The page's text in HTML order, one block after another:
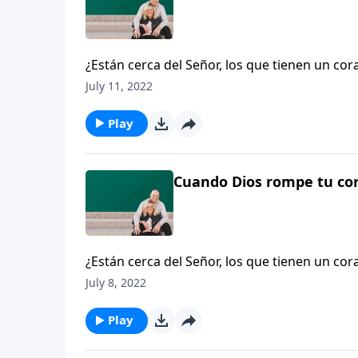
¿Están cerca del Señor, los que tienen un
hombre que ha luchado con un tipo raro y
Lázaro. Acompáñenos para escuchar sobre
peligrosas.
July 11, 2022
Play
Cuando Dios rompe tu
¿Están cerca del Señor, los que tienen un
hombre que ha luchado con un tipo raro y
Lázaro. Acompáñenos para escuchar sobre
peligrosas.
July 8, 2022
Play